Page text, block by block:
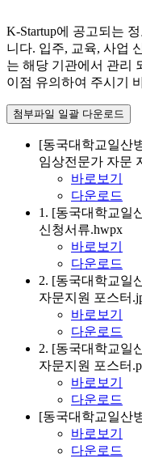
K-Startup에 공고되는
니다. 입주, 교육, 사업
는 해당 기관에서 관리
이점 유의하여 주시기
첨부파일 일괄 다운로드
[동국대학교일산
임상전문가 자문
바로보기
다운로드
1. [동국대학교일
신청서류.hwpx
바로보기
다운로드
2. [동국대학교일
자문지원 포스터
바로보기
다운로드
2. [동국대학교일
자문지원 포스터
바로보기
다운로드
[동국대학교일산
바로보기
다운로드